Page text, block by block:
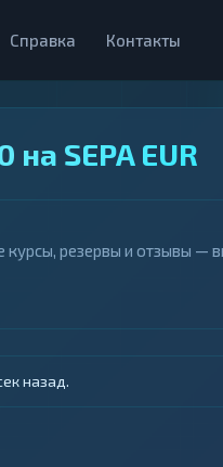
Справка Контакты
SEPA EUR
курсы, резервы и отзывы —
назад.